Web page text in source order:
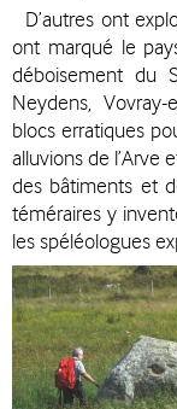
D’autres ont
ont marqué le
déboisement du
Neydens,
blocs erratiques
alluvions de l’Arve
des bâtiments et
téméraires y
les spéléologues